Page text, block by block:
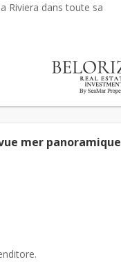
Riviera dans toute sa
mer panoramique